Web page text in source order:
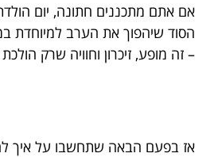
אם אתם מתכננים חתונה, יום
הסוד שיהפוך את הערב למיוחדת
– זה מופע, זיכרון וחוויה שרק
אז בפעם הבאה שתחשבו על איך